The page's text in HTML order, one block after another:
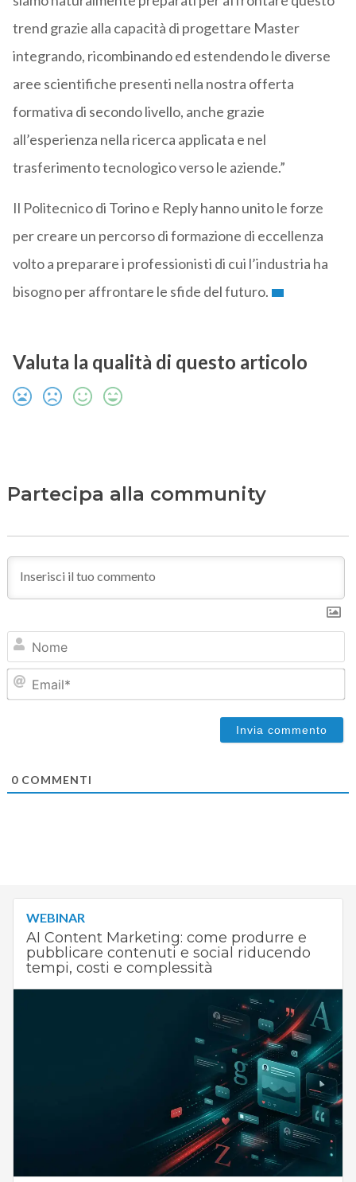
trend grazie alla capacità di progettare Master
integrando, ricombinando ed estendendo le diverse
aree scientifiche presenti nella nostra offerta
formativa di secondo livello, anche grazie
all’esperienza nella ricerca applicata e nel
trasferimento tecnologico verso le aziende.”
Il Politecnico di Torino e Reply hanno unito le forze
per creare un percorso di formazione di eccellenza
volto a preparare i professionisti di cui l’industria ha
bisogno per affrontare le sfide del futuro.
Valuta la qualità di questo articolo
Partecipa alla community
0COMMENTI
WEBINAR
AI Content Marketing: come produrre e
pubblicare contenuti e social riducendo
tempi, costi e complessità